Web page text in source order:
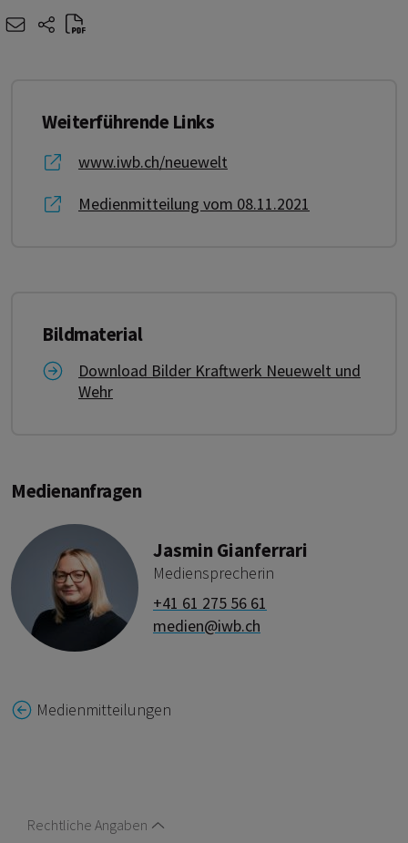
e-mailshare-icons
Weiterführende Links
Link zu www.iwb.ch/neuewelt
www.iwb.ch/neuewelt
Link zu Medienmitteilung vom 08.11.2021
Medienmitteilung vom 08.11.2021
Bildmaterial
Link zu Download Bilder Kraftwerk Neuewelt
Download Bilder Kraftwerk Neuewelt und
Wehr
Medienanfragen
Jasmin Gianferrari
Mediensprecherin
+41 61 275 56 61
medien@iwb.ch
Medienmitteilungen
Rechtliche Angaben